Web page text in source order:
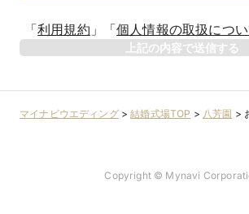
「利用規約 」 「個人情報の取扱につ
上記の内容で送信する
マイナビウエディング>結婚式場TOP > 八芳園 >
Copyright © Mynavi